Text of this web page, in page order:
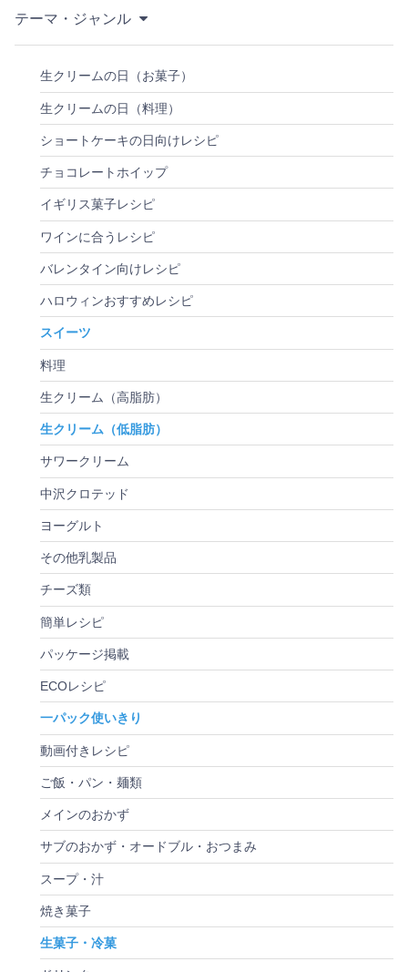
テーマ・ジャンル
生クリームの日（お菓子）
生クリームの日（料理）
ショートケーキの日向けレシピ
チョコレートホイップ
イギリス菓子レシピ
ワインに合うレシピ
バレンタイン向けレシピ
ハロウィンおすすめレシピ
スイーツ
料理
生クリーム（高脂肪）
生クリーム（低脂肪）
サワークリーム
中沢クロテッド
ヨーグルト
その他乳製品
チーズ類
簡単レシピ
パッケージ掲載
ECOレシピ
一パック使いきり
動画付きレシピ
ご飯・パン・麺類
メインのおかず
サブのおかず・オードブル・おつまみ
スープ・汁
焼き菓子
生菓子・冷菓